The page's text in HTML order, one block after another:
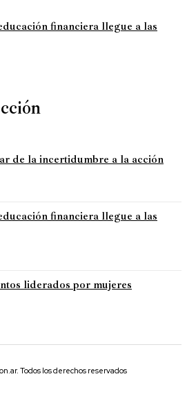
financiera llegue a las
de la incertidumbre a la acción
financiera llegue a las
liderados por mujeres
Todos los derechos reservados